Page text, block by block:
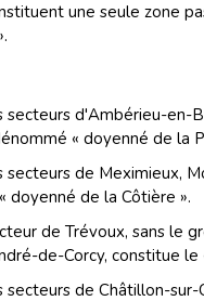
une seule zone
secteurs d'Ambérieu-en-
« doyenné de la
secteurs de Meximieux,
doyenné de la Côtière ».
de Trévoux, sans le
de-Corcy, constitue le
secteurs de Châtillon-